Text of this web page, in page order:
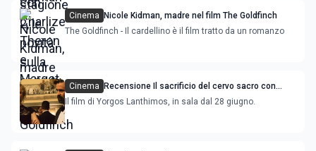
Cinema
Nicole Kidman, madre nel film The Goldfinch
The Goldfinch - Il cardellino è il film tratto da un romanzo
Cinema
Recensione Il sacrificio del cervo sacro con
Nicole Kidman e Colin Farrell, premiato a Cannes
Il film di Yorgos Lanthimos, in sala dal 28 giugno.